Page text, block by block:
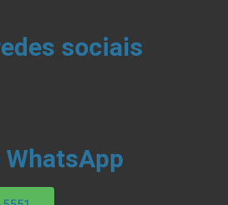
sociais
WhatsApp